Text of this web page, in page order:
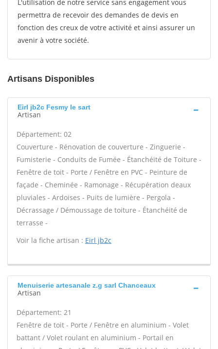
L'utilisation de notre service sans engagement vous
permettra de recevoir des demandes de devis en
fonction des creux de votre activité et ainsi assurer un
avenir à votre société.
Artisans Disponibles
Eirl jb2c Fesmy le sart
Artisan
Département: 02
Couverture - Rénovation de couverture - Zinguerie -
Fumisterie - Conduits de Fumée - Étanchéité de Toiture -
Fenêtre de toit - Porte / Fenêtre en PVC - Peinture de
façade - Cheminée - Ramonage - Récupération deaux
pluviales - Ardoises - Puits de lumière - Pergola -
Décrassage / Démoussage de toiture - Étanchéité de
terrasse -
Voir la fiche artisan : Eirl jb2c
Menuiserie artesanale z.g sarl Chanceaux
Artisan
Département: 21
Fenêtre de toit - Porte / Fenêtre en aluminium - Volet
battant / Volet roulant en aluminium - Portail en